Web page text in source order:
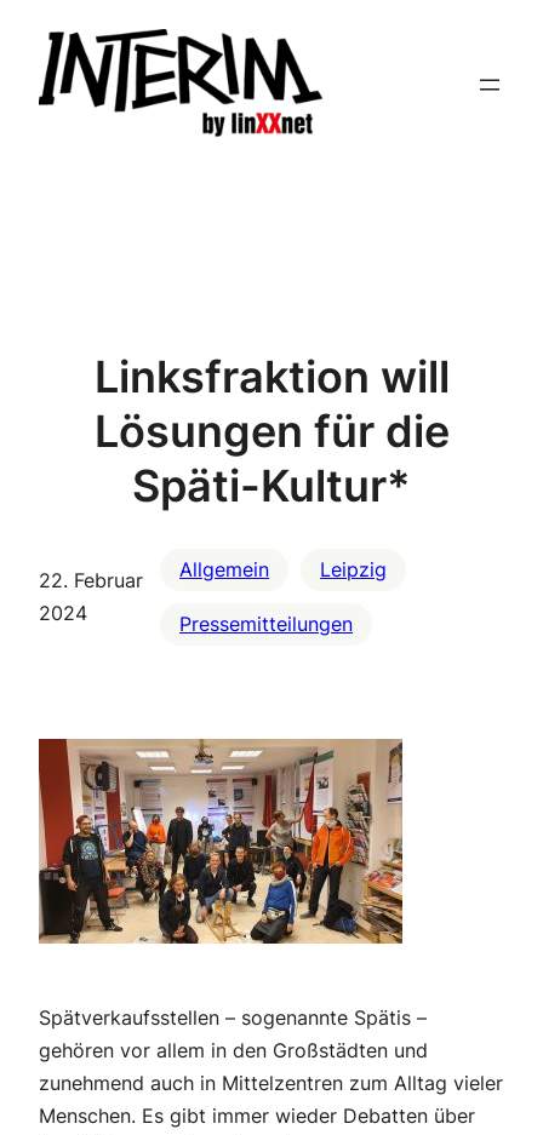
Inhalt
springen
Linksfraktion will
Lösungen für die
Späti-Kultur*
22. Februar
2024
Allgemein Leipzig
Pressemitteilungen
Spätverkaufsstellen – sogenannte Spätis –
gehören vor allem in den Großstädten und
zunehmend auch in Mittelzentren zum Alltag vieler
Menschen. Es gibt immer wieder Debatten über